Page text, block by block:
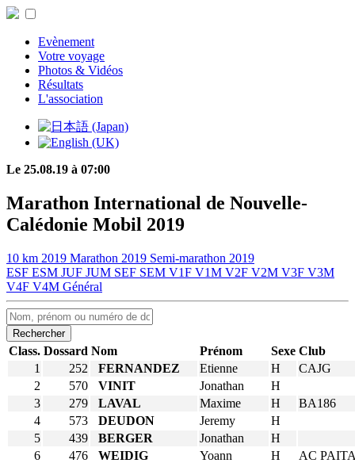
Evènement
Votre voyage
Photos & Vidéos
Résultats
L'association
Le 25.08.19 à 07:00
Marathon International de Nouvelle-
Calédonie Mobil 2019
10 km 2019 Marathon 2019 Semi-marathon 2019
ESF ESM JUF JUM SEF SEM V1F V1M V2F V2M V3F V3M
V4F V4M Général
Rechercher
Class. Dossard Nom Prénom Sexe Club
1
252 FERNANDEZ Etienne H
CAJG
2
570 VINIT Jonathan
H
3
279 LAVAL Maxime H
BA186
4
573 DEUDON Jeremy
H
5
439 BERGER Jonathan
H
6
476 WEIDIG Yoann H
AC